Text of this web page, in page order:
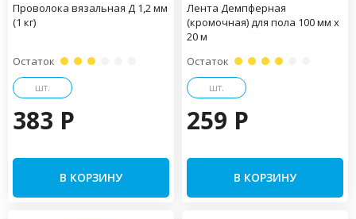
Проволока вязальная Д 1,2 мм
(1 кг)
Остаток
шт.
383 P
В КОРЗИНУ
Лента Демпферная
(кромочная) для пола 100 мм х
20 м
Остаток
шт.
259 P
В КОРЗИНУ